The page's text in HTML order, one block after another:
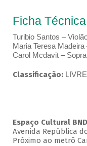
Ficha Técnica
Turibio Santos –
Maria Teresa Madeira
Carol Mcdavit –
Classificação: LIVRE
Espaço Cultural
Avenida República
Próximo ao metrô